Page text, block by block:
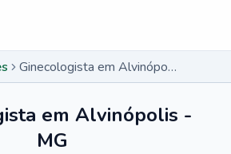
Ginecologista em Alvinópolis - MG
em Alvinópolis -
MG